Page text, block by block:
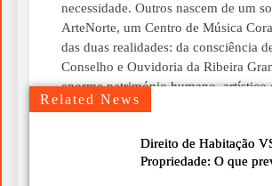
Related News
Direito de Habitação
Propriedade: O que
necessidade. Outros nascem de um
ArteNorte, um Centro de Música
das duas realidades: da consciência
Conselho e Ouvidoria da Ribeira
enorme património humano, artístico
convicção de que esse património
Um livro para ler devagar neste verão